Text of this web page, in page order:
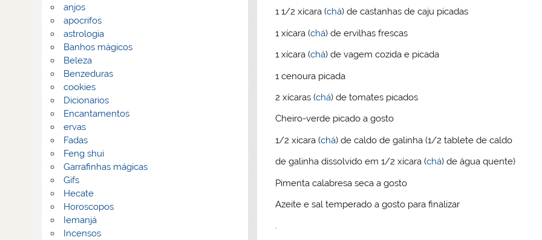
1 1/2 xícara (chá) de castanhas de caju picadas
1 xícara (chá) de ervilhas frescas
1 xícara (chá) de vagem cozida e picada
1 cenoura picada
2 xícaras (chá) de tomates picados
Cheiro-verde picado a gosto
1/2 xícara (chá) de caldo de galinha (1/2 tablete de caldo
de galinha dissolvido em 1/2 xícara (chá) de água quente)
Pimenta calabresa seca a gosto
Azeite e sal temperado a gosto para finalizar
.
anjos
apocrifos
astrologia
Banhos mágicos
Beleza
Benzeduras
cookies
Dicionarios
Encantamentos
ervas
Fadas
Feng shui
Garrafinhas mágicas
Gifs
Hecate
Horoscopos
Iemanjá
Incensos